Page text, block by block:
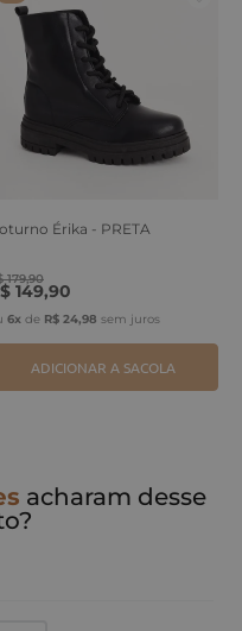
Érika - PRETA
179,90
149,90
6x de R$ 24,98 sem juros
ADICIONAR A SACOLA
acharam desse